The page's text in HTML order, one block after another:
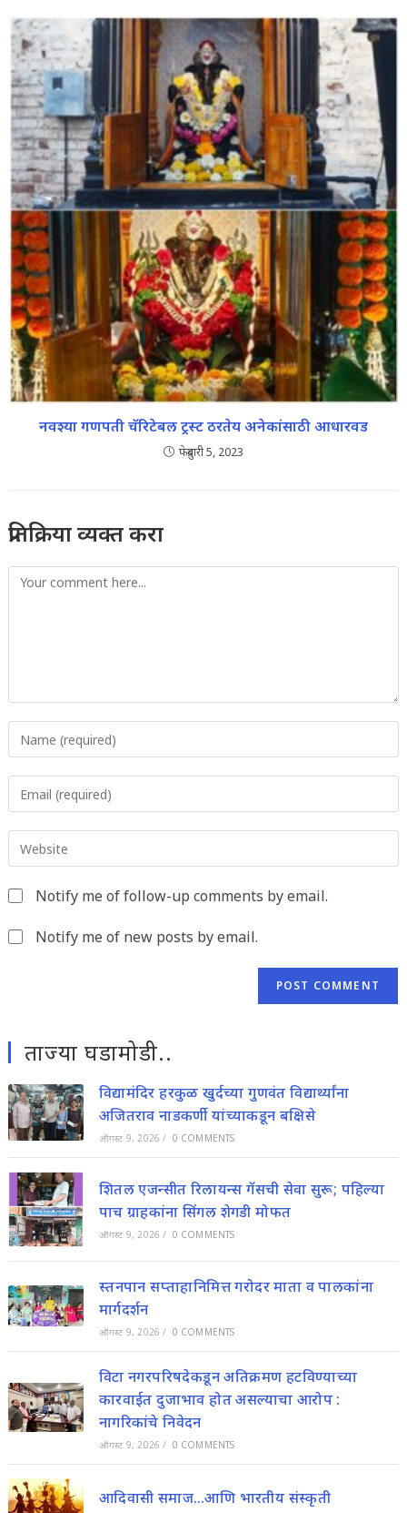
नवश्या गणपती चॅरिटेबल ट्रस्ट ठरतेय अनेकांसाठी आधारवड
फेब्रुवारी 5, 2023
प्रतिक्रिया व्यक्त करा
Comment
your
username
to
comment
your
address
to
comment
your
URL
Notify me of follow-up comments by email.
Notify me of new posts by email.
ताज्या घडामोडी..
विद्यामंदिर हरकुळ खुर्दच्या गुणवंत विद्यार्थ्यांना
अजितराव नाडकर्णी यांच्याकडून बक्षिसे
ऑगस्ट 9, 2026 / 0 COMMENTS
शितल एजन्सीत रिलायन्स गॅसची सेवा सुरू; पहिल्या
पाच ग्राहकांना सिंगल शेगडी मोफत
ऑगस्ट 9, 2026 / 0 COMMENTS
स्तनपान सप्ताहानिमित्त गरोदर माता व पालकांना
मार्गदर्शन
ऑगस्ट 9, 2026 / 0 COMMENTS
विटा नगरपरिषदेकडून अतिक्रमण हटविण्याच्या
कारवाईत दुजाभाव होत असल्याचा आरोप :
नागरिकांचे निवेदन
ऑगस्ट 9, 2026 / 0 COMMENTS
आदिवासी समाज…आणि भारतीय संस्कृती